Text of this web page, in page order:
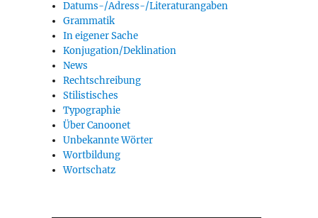
Datums-/Adress-/Literaturangaben
Grammatik
In eigener Sache
Konjugation/Deklination
News
Rechtschreibung
Stilistisches
Typographie
Über Canoonet
Unbekannte Wörter
Wortbildung
Wortschatz